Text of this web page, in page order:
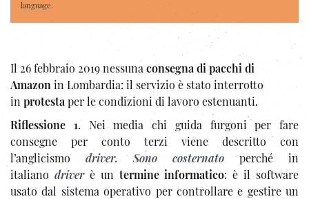
language.
Il 26 febbraio 2019 nessuna consegna di pacchi di
Amazon in Lombardia: il servizio è stato interrotto
in protesta per le condizioni di lavoro estenuanti.
Riflessione 1. Nei media chi guida furgoni per fare
consegne per conto terzi viene descritto con
l’anglicismo driver. Sono costernato perché in
italiano driver è un termine informatico: è il software
usato dal sistema operativo per controllare e gestire un